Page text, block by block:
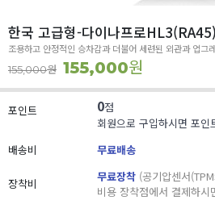
한국 고급형-다이나프로HL3(RA45)
조용하고 안정적인 승차감과 더불어 세련된 외관과 업그
155,000원 155,000원
포인트 0점
회원으로 구입하시면 포인
배송비
무료배송
장착비 무료장착 (공기압센서
비용 장착점에서 결제하시